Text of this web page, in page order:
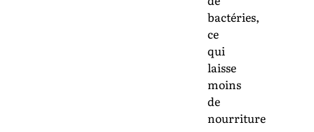
bactéries,
ce
qui
laisse
moins
de
nourriture